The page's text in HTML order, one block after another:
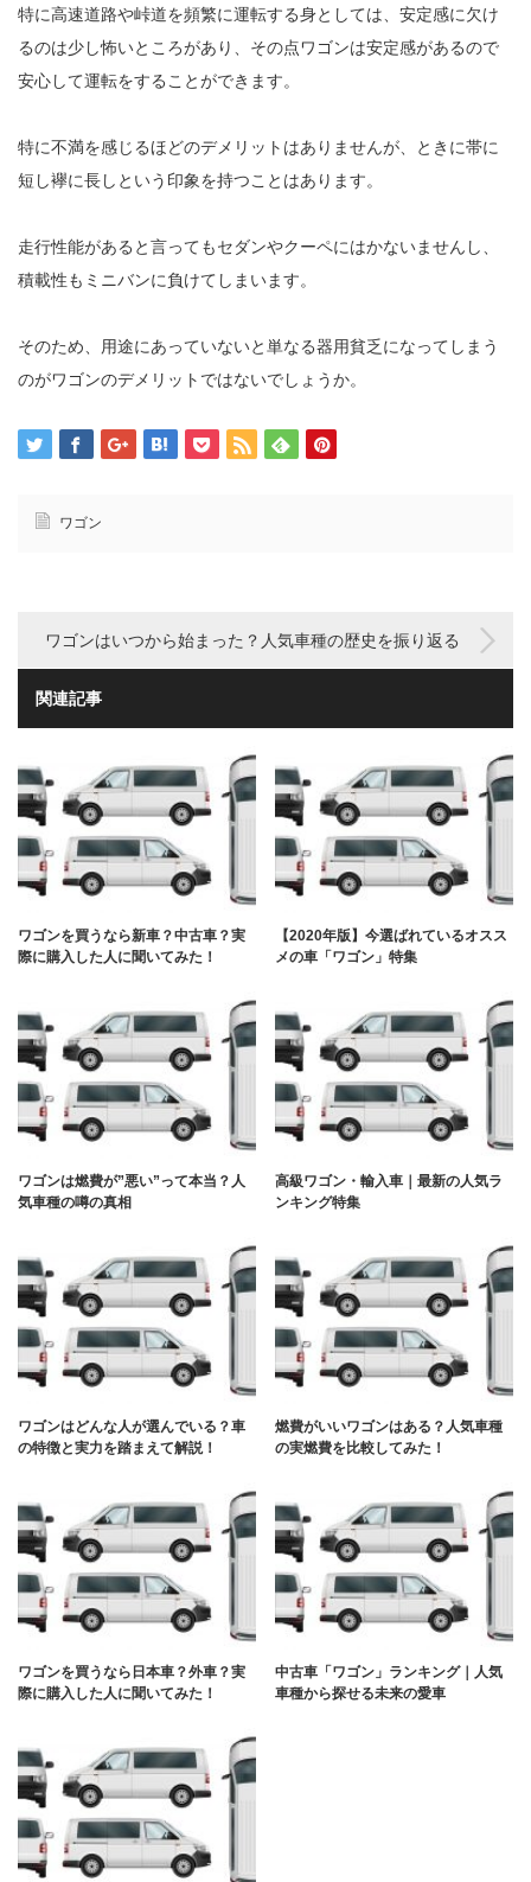
特に高速道路や峠道を頻繁に運転する身としては、安定感に欠け
るのは少し怖いところがあり、その点ワゴンは安定感があるので
安心して運転をすることができます。
特に不満を感じるほどのデメリットはありませんが、ときに帯に
短し襷に長しという印象を持つことはあります。
走行性能があると言ってもセダンやクーペにはかないませんし、
積載性もミニバンに負けてしまいます。
そのため、用途にあっていないと単なる器用貧乏になってしまう
のがワゴンのデメリットではないでしょうか。
ワゴン
ワゴンはいつから始まった？人気車種の歴史を振り返る
関連記事
ワゴンを買うなら新車？中古車？実
際に購入した人に聞いてみた！
【2020年版】今選ばれているオスス
メの車「ワゴン」特集
ワゴンは燃費が”悪い”って本当？人
気車種の噂の真相
高級ワゴン・輸入車｜最新の人気ラ
ンキング特集
ワゴンはどんな人が選んでいる？車
の特徴と実力を踏まえて解説！
燃費がいいワゴンはある？人気車種
の実燃費を比較してみた！
ワゴンを買うなら日本車？外車？実
際に購入した人に聞いてみた！
中古車「ワゴン」ランキング｜人気
車種から探せる未来の愛車